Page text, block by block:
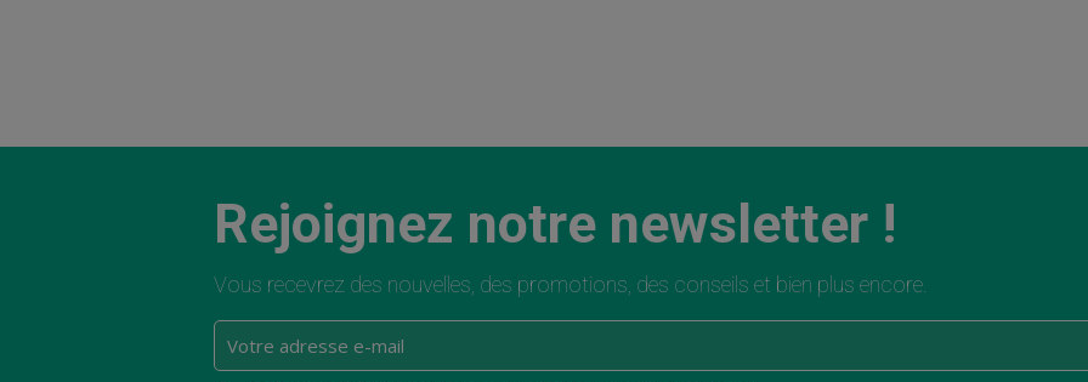
Rejoignez notre newsletter !
Vous recevrez des nouvelles, des promotions, des conseils et bien plus encore.